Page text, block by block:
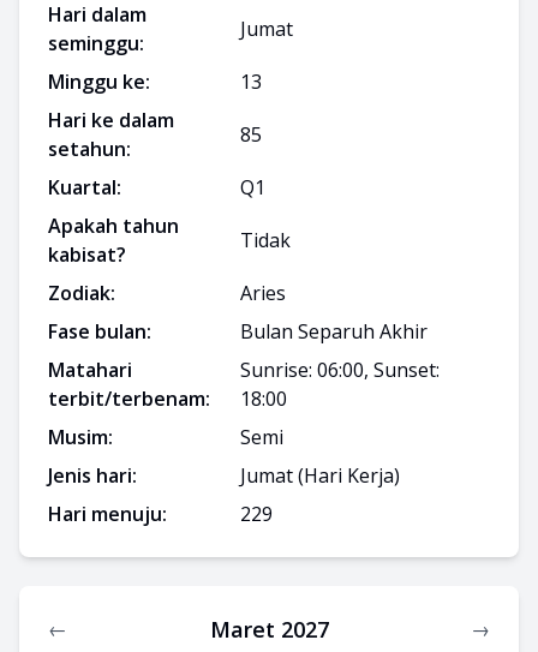
Hari dalam
seminggu:
Jumat
Minggu ke:
13
Hari ke dalam
setahun:
85
Kuartal:
Q1
Apakah tahun
kabisat?
Tidak
Zodiak:
Aries
Fase bulan:
Bulan Separuh Akhir
Matahari
terbit/terbenam:
Sunrise: 06:00, Sunset:
18:00
Musim:
Semi
Jenis hari:
Jumat(Hari Kerja)
Hari menuju:
229
← Maret 2027 →